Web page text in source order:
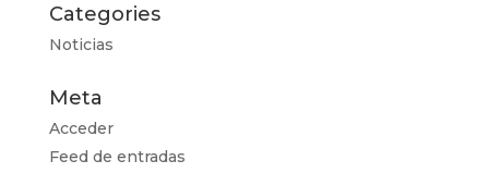
Categories
Noticias
Meta
Acceder
Feed de entradas